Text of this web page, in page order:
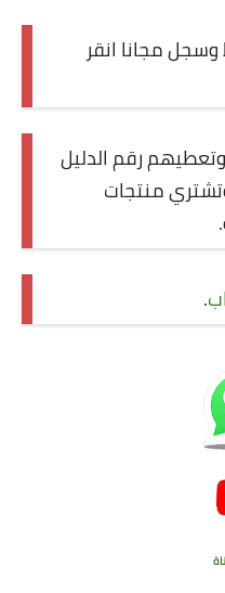
وسجل مجانا انقر
رقم الدليل
منتجات
.